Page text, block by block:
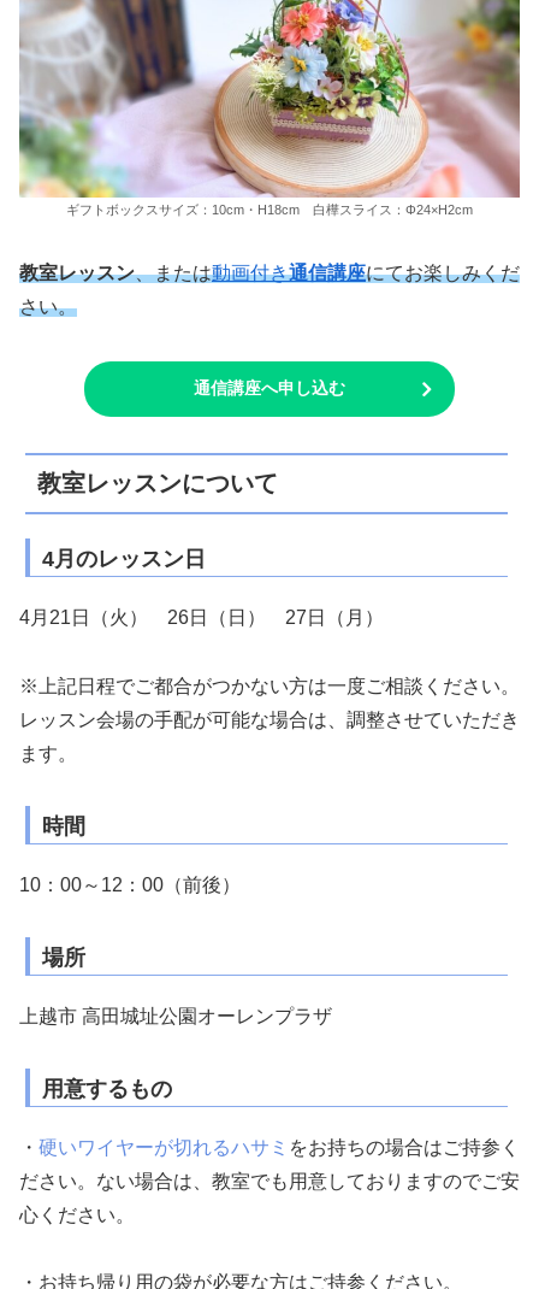
ギフトボックスサイズ：10cm・H18cm 白樺スライス：Φ24×H2cm
教室レッスン、または動画付き通信講座にてお楽しみくだ
さい。
通信講座へ申し込む
教室レッスンについて
4月のレッスン日
4月21日（火） 26日（日） 27日（月）
※上記日程でご都合がつかない方は一度ご相談ください。
レッスン会場の手配が可能な場合は、調整させていただき
ます。
時間
10：00～12：00（前後）
場所
上越市 高田城址公園オーレンプラザ
用意するもの
・ 硬いワイヤーが切れるハサミ をお持ちの場合はご持参く
ださい。 ない場合は、教室でも用意しておりますのでご安
心ください。
・お持ち帰り用の袋が必要な方はご持参ください。